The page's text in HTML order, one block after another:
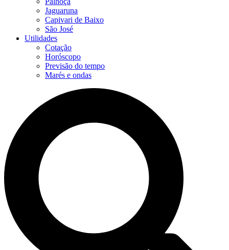
Jaguaruna
Capivari de Baixo
São José
Utilidades
Cotação
Horóscopo
Previsão do tempo
Marés e ondas